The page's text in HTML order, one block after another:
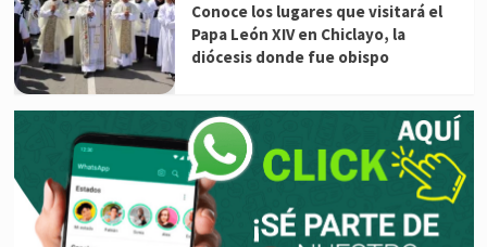
Conoce los lugares que visitará el
Papa León XIV en Chiclayo, la
diócesis donde fue obispo